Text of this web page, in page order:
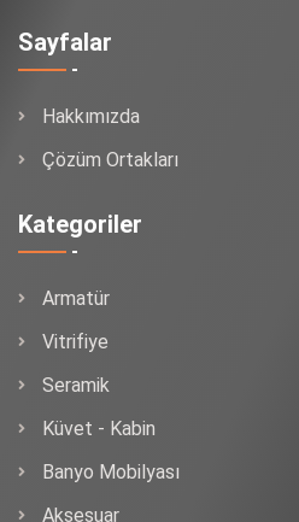
Sayfalar
Hakkımızda
Çözüm Ortakları
Kategoriler
Armatür
Vitrifiye
Seramik
Küvet - Kabin
Banyo Mobilyası
Aksesuar